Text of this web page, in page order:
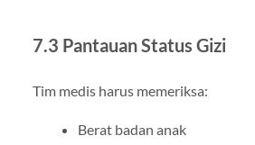
7.3 Pantauan Status Gizi
Tim medis harus memeriksa:
Berat badan anak